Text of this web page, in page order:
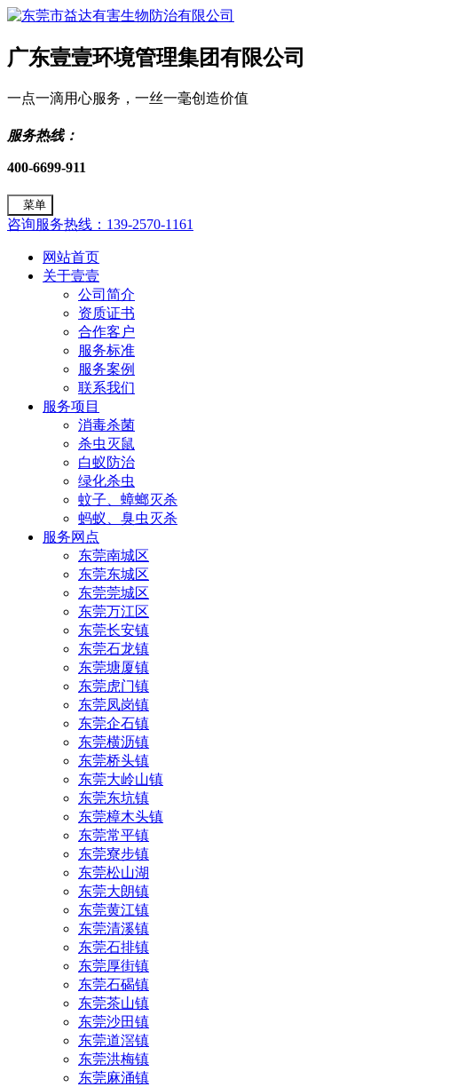
广东壹壹环境管理集团有限公司
一点一滴用心服务，一丝一毫创造价值
服务热线：
400-6699-911
菜单
咨询服务热线：139-2570-1161
网站首页
关于壹壹
公司简介
资质证书
合作客户
服务标准
服务案例
联系我们
服务项目
消毒杀菌
杀虫灭鼠
白蚁防治
绿化杀虫
蚊子、蟑螂灭杀
蚂蚁、臭虫灭杀
服务网点
东莞南城区
东莞东城区
东莞莞城区
东莞万江区
东莞长安镇
东莞石龙镇
东莞塘厦镇
东莞虎门镇
东莞凤岗镇
东莞企石镇
东莞横沥镇
东莞桥头镇
东莞大岭山镇
东莞东坑镇
东莞樟木头镇
东莞常平镇
东莞寮步镇
东莞松山湖
东莞大朗镇
东莞黄江镇
东莞清溪镇
东莞石排镇
东莞厚街镇
东莞石碣镇
东莞茶山镇
东莞沙田镇
东莞道滘镇
东莞洪梅镇
东莞麻涌镇